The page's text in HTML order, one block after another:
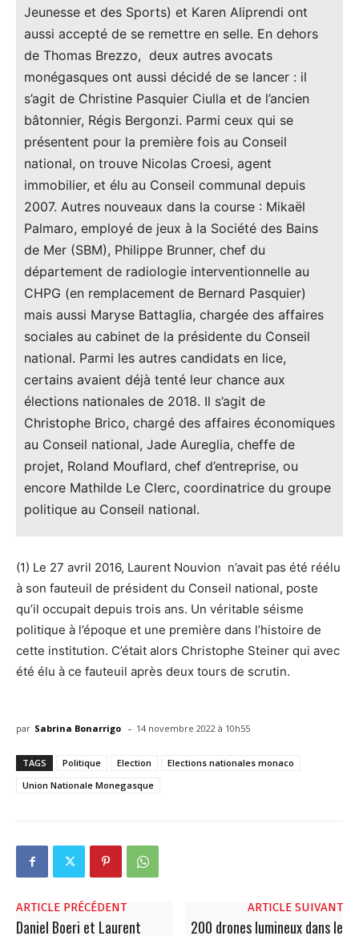
Jeunesse et des Sports) et Karen Aliprendi ont
aussi accepté de se remettre en selle. En dehors
de Thomas Brezzo, deux autres avocats
monégasques ont aussi décidé de se lancer : il
s’agit de Christine Pasquier Ciulla et de l’ancien
bâtonnier, Régis Bergonzi. Parmi ceux qui se
présentent pour la première fois au Conseil
national, on trouve Nicolas Croesi, agent
immobilier, et élu au Conseil communal depuis
2007. Autres nouveaux dans la course : Mikaël
Palmaro, employé de jeux à la Société des Bains
de Mer (SBM), Philippe Brunner, chef du
département de radiologie interventionnelle au
CHPG (en remplacement de Bernard Pasquier)
mais aussi Maryse Battaglia, chargée des affaires
sociales au cabinet de la présidente du Conseil
national. Parmi les autres candidats en lice,
certains avaient déjà tenté leur chance aux
élections nationales de 2018. Il s’agit de
Christophe Brico, chargé des affaires économiques
au Conseil national, Jade Aureglia, cheffe de
projet, Roland Mouflard, chef d’entreprise, ou
encore Mathilde Le Clerc, coordinatrice du groupe
politique au Conseil national.
(1) Le 27 avril 2016, Laurent Nouvion n’avait pas été réélu
à son fauteuil de président du Conseil national, poste
qu’il occupait depuis trois ans. Un véritable séisme
politique à l’époque et une première dans l’histoire de
cette institution. C’était alors Christophe Steiner qui avec
été élu à ce fauteuil après deux tours de scrutin.
par Sabrina Bonarrigo - 14 novembre 2022 à 10h55
TAGS Politique Election
Elections nationales monaco
Union Nationale Monegasque
ARTICLE PRÉCÉDENT
Daniel Boeri et Laurent
ARTICLE SUIVANT
200 drones lumineux dans le